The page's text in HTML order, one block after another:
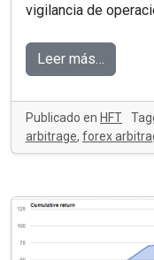
vigilancia de
Leer más…
Publicado en HFT
arbitrage, forex